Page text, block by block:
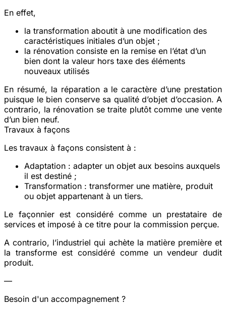
En effet,
la transformation aboutit à une modification des
caractéristiques initiales d’un objet ;
la rénovation consiste en la remise en l’état d’un
bien dont la valeur hors taxe des éléments
nouveaux utilisés
En résumé, la réparation a le caractère d’une prestation
puisque le bien conserve sa qualité d’objet d’occasion. A
contrario, la rénovation se traite plutôt comme une vente
d’un bien neuf.
Travaux à façons
Les travaux à façons consistent à :
Adaptation : adapter un objet aux besoins auxquels
il est destiné ;
Transformation : transformer une matière, produit
ou objet appartenant à un tiers.
Le façonnier est considéré comme un prestataire de
services et imposé à ce titre pour la commission perçue.
A contrario, l’industriel qui achète la matière première et
la transforme est considéré comme un vendeur dudit
produit.
—
Besoin d'un accompagnement ?